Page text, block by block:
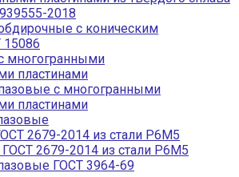
2018
с коническим
многогранными
пластинами
с многогранными
пластинами
2679-2014 из стали Р6М5
2679-2014 из стали Р6М5
ГОСТ 3964-69